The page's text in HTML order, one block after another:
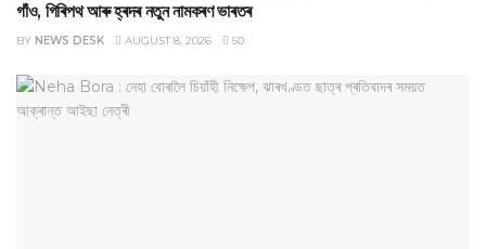
গাঁও, গিৰিপথ আৰু হ্ৰদৰ নতুন নামকৰণ ভাৰতৰ
BY NEWS DESK AUGUST 8, 2026 50